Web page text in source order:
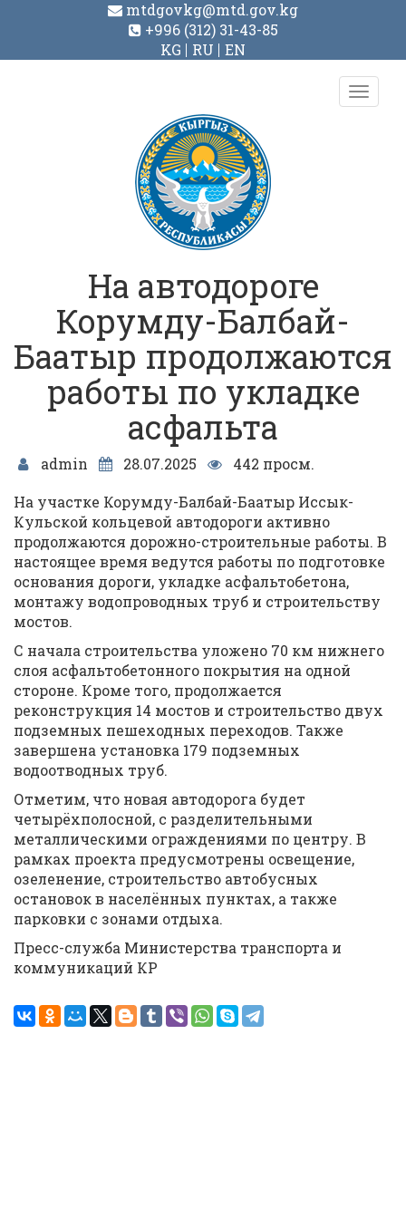
mtdgovkg@mtd.gov.kg
+996 (312) 31-43-85
KG
RU EN
Toggle
На автодороге
Корумду-Балбай-
Баатыр продолжаются
работы по укладке
асфальта
admin 28.07.2025
442 просм.
На участке Корумду-Балбай-Баатыр Иссык-
Кульской кольцевой автодороги активно
продолжаются дорожно-строительные работы. В
настоящее время ведутся работы по подготовке
основания дороги, укладке асфальтобетона,
монтажу водопроводных труб и строительству
мостов.
С начала строительства уложено 70 км нижнего
слоя асфальтобетонного покрытия на одной
стороне. Кроме того, продолжается
реконструкция 14 мостов и строительство двух
подземных пешеходных переходов. Также
завершена установка 179 подземных
водоотводных труб.
Отметим, что новая автодорога будет
четырёхполосной, с разделительными
металлическими ограждениями по центру. В
рамках проекта предусмотрены освещение,
озеленение, строительство автобусных
остановок в населённых пунктах, а также
парковки с зонами отдыха.
Пресс-служба Министерства транспорта и
коммуникаций КР